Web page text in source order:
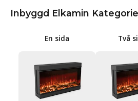
renoveringar och
placeras nästan var som helst
inredning. Du har stor frihet att
modern look, då kaminen
Inbyggd Elkamin
En sida Två